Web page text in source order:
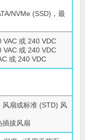
NVMe (SSD)，最
或 240 VDC
或 240 VDC
或 240 VDC
风扇或标准 (STD) 风
插拔风扇